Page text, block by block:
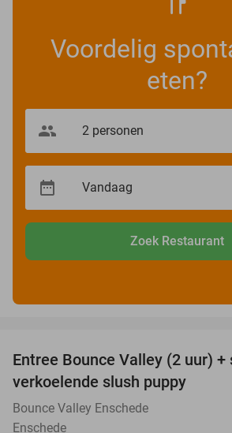
Voordelig
eten?
Zoek Restaurant
Entree Bounce Valley (2 uur) +
verkoelende slush puppy
Bounce Valley Enschede
Enschede